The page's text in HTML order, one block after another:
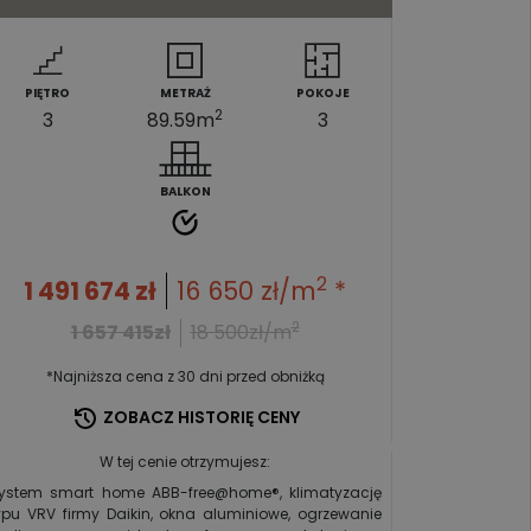
PIĘTRO
3
METRAŻ
89.59m2
POKOJE
3
BALKON
1 491 674 zł 16 650 zł/m2 *
1 657 415zł 18 500zł/m2
*Najniższa cena z 30 dni przed obniżką
ZOBACZ HISTORIĘ CENY
W tej cenie otrzymujesz:
smart home ABB-free@home®, klimatyzację
VRV firmy Daikin, okna aluminiowe, ogrzewanie